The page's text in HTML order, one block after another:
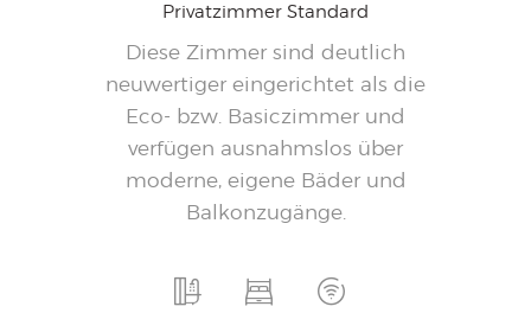
Privatzimmer Standard
Diese Zimmer sind deutlich
neuwertiger eingerichtet als die
Eco- bzw. Basiczimmer und
verfügen ausnahmslos über
moderne, eigene Bäder und
Balkonzugänge.